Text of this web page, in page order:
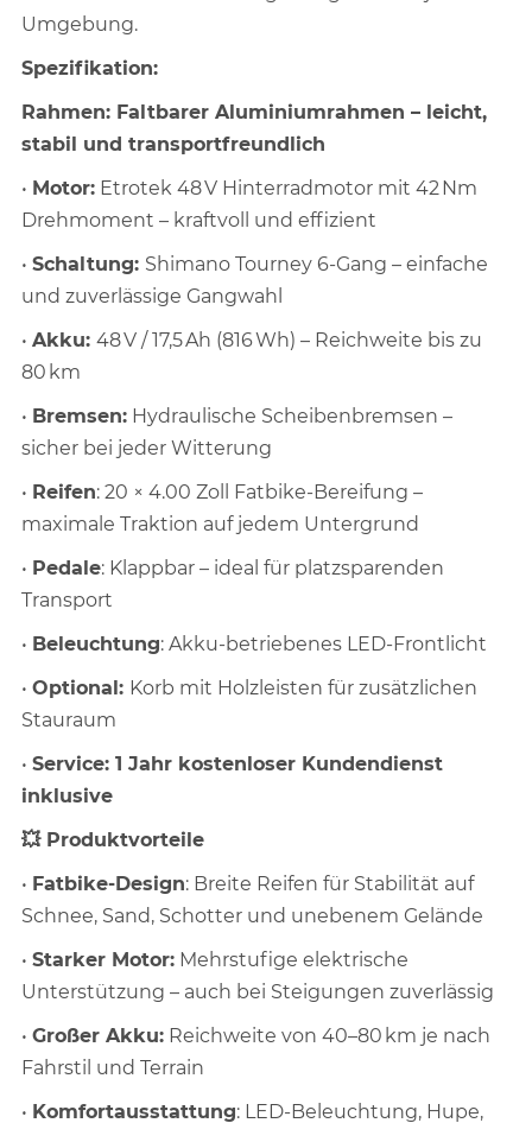
Umgebung.
Spezifikation:
Rahmen: Faltbarer Aluminiumrahmen – leicht,
stabil und transportfreundlich
• Motor: Etrotek 48 V Hinterradmotor mit 42 Nm
Drehmoment – kraftvoll und effizient
•Schaltung: Shimano Tourney 6-Gang – einfache
und zuverlässige Gangwahl
•Akku:48 V / 17,5 Ah (816 Wh) – Reichweite bis zu
80 km
• Bremsen: Hydraulische Scheibenbremsen –
sicher bei jeder Witterung
• Reifen: 20 × 4.00 Zoll Fatbike-Bereifung –
maximale Traktion auf jedem Untergrund
• Pedale: Klappbar – ideal für platzsparenden
Transport
• Beleuchtung: Akku-betriebenes LED-Frontlicht
•Optional: Korb mit Holzleisten für zusätzlichen
Stauraum
•Service: 1 Jahr kostenloser Kundendienst
inklusive
💥 Produktvorteile
• Fatbike-Design: Breite Reifen für Stabilität auf
Schnee, Sand, Schotter und unebenem Gelände
•Starker Motor: Mehrstufige elektrische
Unterstützung – auch bei Steigungen zuverlässig
•Großer Akku: Reichweite von 40–80 km je nach
Fahrstil und Terrain
• Komfortausstattung: LED-Beleuchtung, Hupe,